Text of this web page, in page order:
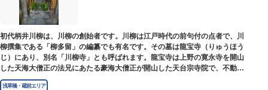
初代柄井川柳は、川柳の創始者です。川柳は江戸時代の前句付の点者で、川
柳撰集である「柳多留」の編纂でも有名です。その墓は龍宝寺（りゅうほう
じ）にあり、別名「川柳寺」とも呼ばれます。龍宝寺は上野の寛永寺を開山
した天海大僧正の法兄にあたる豪海大僧正が開山した天台宗寺院で、不動明
王の梵字を刻んだ板碑が境内に残っています。
浅草橋・蔵前エリア